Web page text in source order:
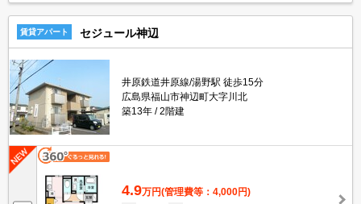
聴できます。バルコニー付きの物件で、用途に合わせて使用できま
賃貸アパート セジュール神辺
井原鉄道井原線/湯野駅 徒歩15分
広島県福山市神辺町大字川北
築13年
2階建
4.9万円(管理費等：4,000円)